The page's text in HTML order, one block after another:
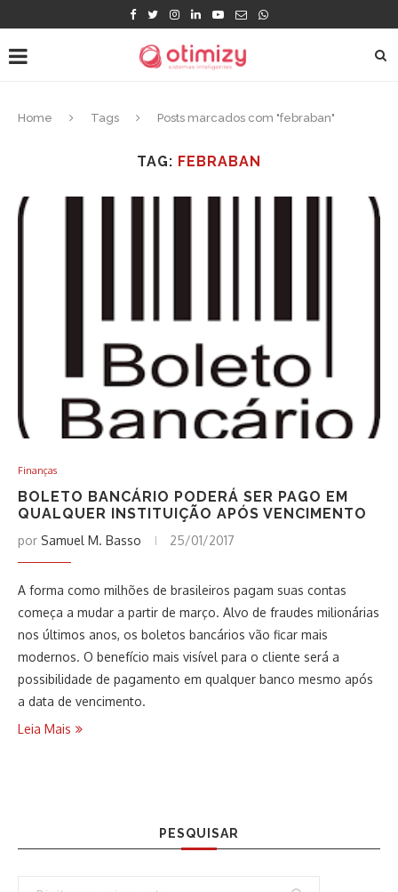
Home Tags Posts marcados com "febraban"
TAG: FEBRABAN
Finanças
BOLETO BANCÁRIO PODERÁ SER PAGO EM
QUALQUER INSTITUIÇÃO APÓS VENCIMENTO
por Samuel M. Basso 25/01/2017
A forma como milhões de brasileiros pagam suas contas
começa a mudar a partir de março. Alvo de fraudes milionárias
nos últimos anos, os boletos bancários vão ficar mais
modernos. O benefício mais visível para o cliente será a
possibilidade de pagamento em qualquer banco mesmo após
a data de vencimento.
Leia Mais
PESQUISAR